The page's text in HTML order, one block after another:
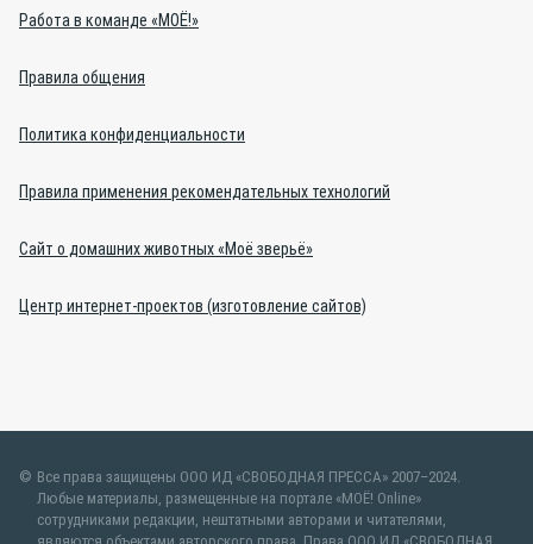
Работа в команде «МОЁ!»
Правила общения
Политика конфиденциальности
Правила применения рекомендательных технологий
Сайт о домашних животных «Моё зверьё»
Центр интернет-проектов (изготовление сайтов)
Все права защищены ООО ИД «СВОБОДНАЯ ПРЕССА» 2007–2024.
Любые материалы, размещенные на портале «МОЁ! Online»
сотрудниками редакции, нештатными авторами и читателями,